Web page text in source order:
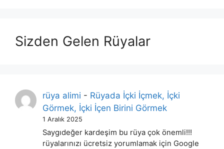
Sizden Gelen Rüyalar
rüya alimi - Rüyada İçki İçmek, İçki
Görmek, İçki İçen Birini Görmek
1 Aralık 2025
Saygıdeğer kardeşim bu rüya çok önemli!!!
rüyalarınızı ücretsiz yorumlamak için Google